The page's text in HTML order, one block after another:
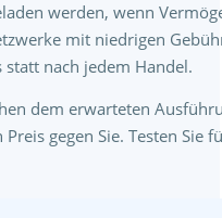
werden, wenn
mit niedrigen
nach jedem Handel.
dem erwarteten
gegen Sie. Testen Sie